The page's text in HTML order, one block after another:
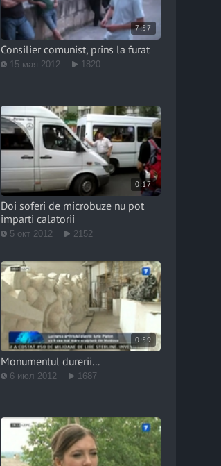
7:57
Consilier comunist, prins la furat
15 мая 2012 1820
0:17
Doi soferi de microbuze nu pot
imparti calatorii
5 окт 2012 2152
0:59
Monumentul durerii...
6 июл 2012 1687